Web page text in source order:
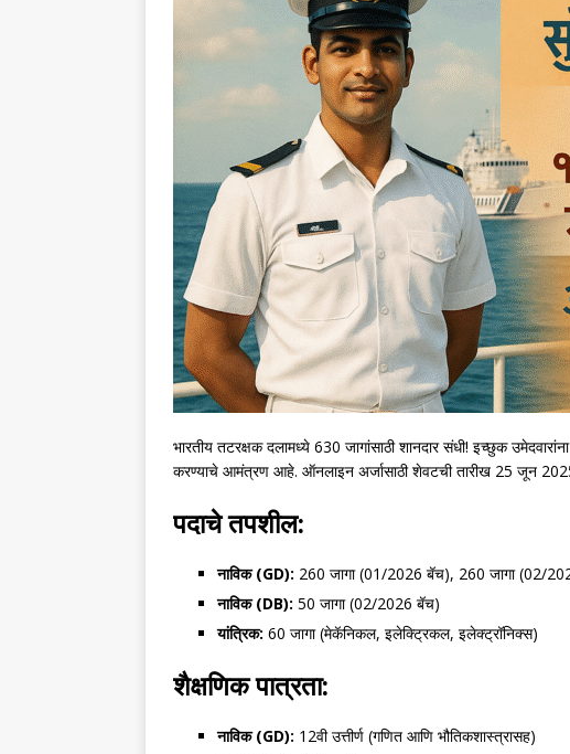
भारतीय तटरक्षक दलामध्ये 630 जागांसाठी शानदार संधी! इच्छुक
करण्याचे आमंत्रण आहे. ऑनलाइन अर्जासाठी शेवटची तारीख 25 जून
पदाचे तपशील:
नाविक (GD): 260 जागा (01/2026 बॅच), 260 जागा (02/
नाविक (DB): 50 जागा (02/2026 बॅच)
यांत्रिक: 60 जागा (मेकॅनिकल, इलेक्ट्रिकल, इलेक्ट्रॉनिक्स)
शैक्षणिक पात्रता:
नाविक (GD): 12वी उत्तीर्ण (गणित आणि भौतिकशास्त्रासह)